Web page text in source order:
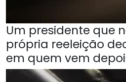
Um presidente que
própria reeleição
em quem vem